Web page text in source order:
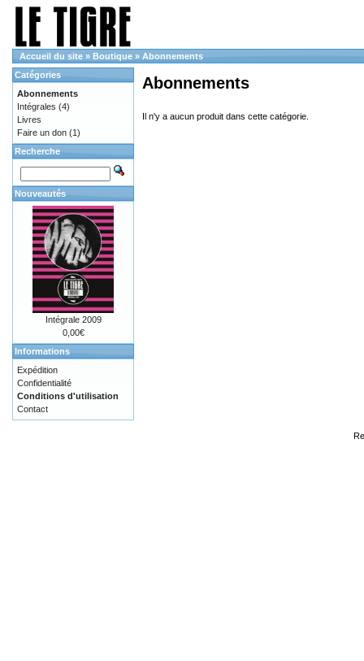
Accueil du site » Boutique » Abonnements
Abonnements
Il n'y a aucun produit dans cette catégorie.
Catégories
Abonnements
Intégrales (4)
Livres
Faire un don (1)
Recherche
Nouveautés
Intégrale 2009
0,00€
Informations
Expédition
Confidentialité
Conditions d'utilisation
Contact